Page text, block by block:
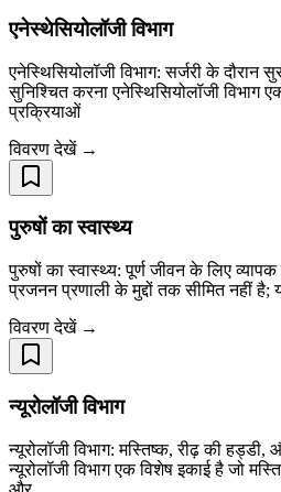
एनेस्थेसियोलॉजी विभाग
एनेस्थिसियोलॉजी विभाग: सर्जरी के दौरान
सुनिश्चित करना एनेस्थिसियोलॉजी विभाग
प्रक्रियाओं
विवरण देखें →
पुरुषों का स्वास्थ्य
पुरुषों का स्वास्थ्य: पूर्ण जीवन के लिए
प्रजनन प्रणाली के मुद्दों तक सीमित नहीं है;
विवरण देखें →
न्यूरोलॉजी विभाग
न्यूरोलॉजी विभाग: मस्तिष्क, रीढ़ की
न्यूरोलॉजी विभाग एक विशेष इकाई है जो